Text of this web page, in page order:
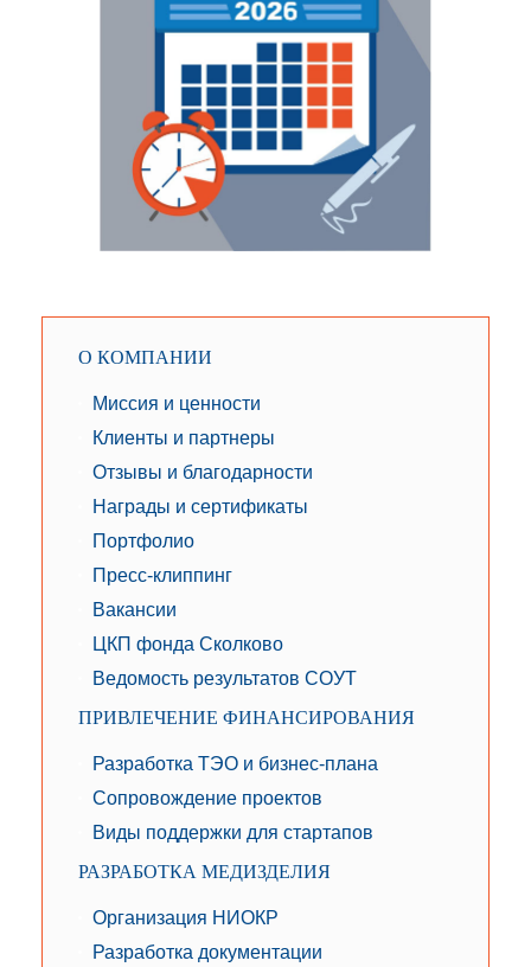
О КОМПАНИИ
Миссия и ценности
Клиенты и партнеры
Отзывы и благодарности
Награды и сертификаты
Портфолио
Пресс-клиппинг
Вакансии
ЦКП фонда Сколково
Ведомость результатов СОУТ
ПРИВЛЕЧЕНИЕ ФИНАНСИРОВАНИЯ
Разработка ТЭО и бизнес-плана
Сопровождение проектов
Виды поддержки для стартапов
РАЗРАБОТКА МЕДИЗДЕЛИЯ
Организация НИОКР
Разработка документации